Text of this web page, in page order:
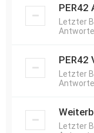
PER42
Letzter
PER42
Letzter
Letzter